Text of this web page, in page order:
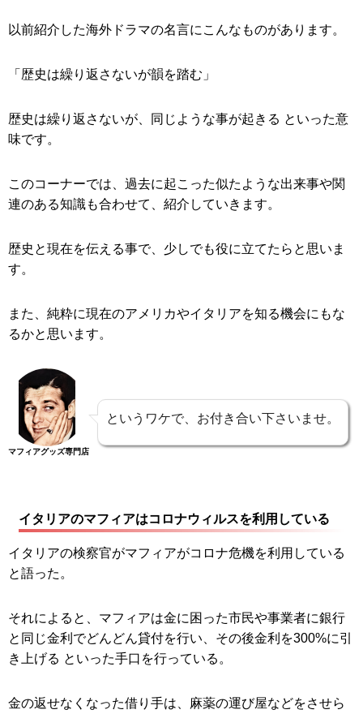
以前紹介した海外ドラマの名言にこんなものがあります。
「歴史は繰り返さないが韻を踏む」
歴史は繰り返さないが、同じような事が起きる といった意
味です。
このコーナーでは、過去に起こった似たような出来事や関
連のある知識も合わせて、紹介していきます。
歴史と現在を伝える事で、少しでも役に立てたらと思いま
す。
また、純粋に現在のアメリカやイタリアを知る機会にもな
るかと思います。
マフィアグッズ専門店
というワケで、お付き合い下さいませ。
イタリアのマフィアはコロナウィルスを利用している
イタリアの検察官がマフィアがコロナ危機を利用している
と語った。
それによると、マフィアは金に困った市民や事業者に銀行
と同じ金利でどんどん貸付を行い、その後金利を300%に引
き上げる といった手口を行っている。
金の返せなくなった借り手は、麻薬の運び屋などをさせら